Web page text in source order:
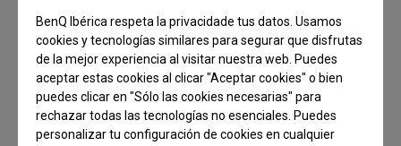
BenQ Ibérica respeta la privacidade tus datos. Usamos
cookies y tecnologías similares para segurar que disfrutas
de la mejor experiencia al visitar nuestra web. Puedes
aceptar estas cookies al clicar "Aceptar cookies" o bien
puedes clicar en "Sólo las cookies necesarias" para
rechazar todas las tecnologías no esenciales. Puedes
personalizar tu configuración de cookies en cualquier
muestra el mismo metraje en DCI-P3. Eso es
extremadamente útil en los flujos de trabajo, al
igual que los modos 24p / 25p y el soporte nativo
para muestreo de croma 4:4:4 más submuestreo
4:2:2 y 4:2:2. La flexibilidad que ofrece el SW321C